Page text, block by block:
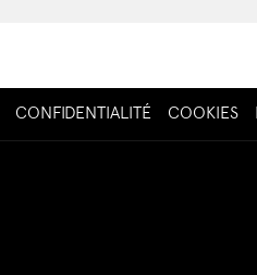
CONFIDENTIALITÉ COOKIES